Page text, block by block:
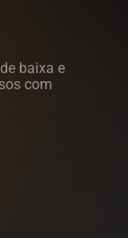
baixa e
com